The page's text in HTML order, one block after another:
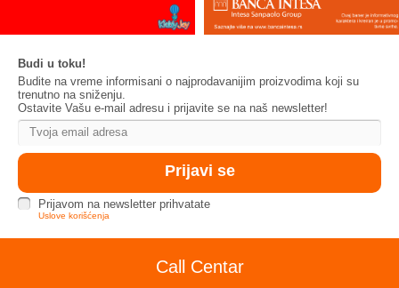
Budi u toku!
Budite na vreme informisani o najprodavanijim proizvodima koji su
trenutno na sniženju.
Ostavite Vašu e-mail adresu i prijavite se na naš newsletter!
Prijavom na newsletter prihvatate
Uslove korišćenja
Call Centar